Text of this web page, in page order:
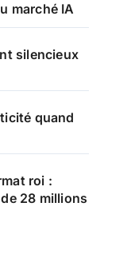
marché IA
silencieux
quand
roi :
28 millions